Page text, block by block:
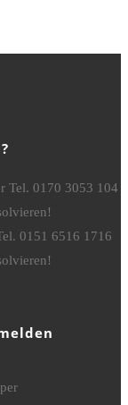
Tel. 0170 3053 104
0151 6516 1716